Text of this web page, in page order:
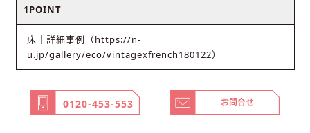
1POINT
床｜詳細事例（https://n-
u.jp/gallery/eco/vintagexfrench180122）
0120-453-553 お問合せ